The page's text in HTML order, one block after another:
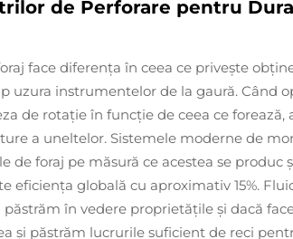
de Perforare pentru
face diferenţa în ceea ce priveşte
uzura instrumentelor de la gaură. Când
de rotație în funcție de ceea ce forează,
a uneltelor. Sistemele moderne de
de foraj pe măsură ce acestea se produc
eficienţa globală cu aproximativ 15%.
în vedere proprietăţile şi dacă
şi păstrăm lucrurile suficient de reci